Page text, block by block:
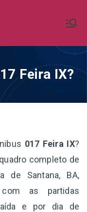
BR
de Ônibus de todo o
Feira IX?
017 Feira IX?
completo de
de Santana, BA,
as partidas
e por dia de